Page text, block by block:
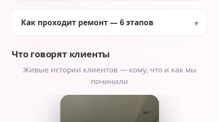
Как проходит ремонт — 6 этапов
Что говорят клиенты
Живые истории клиентов — кому, что и как мы
починили